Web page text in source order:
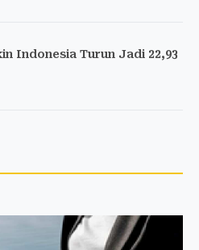
Indonesia Turun Jadi 22,93